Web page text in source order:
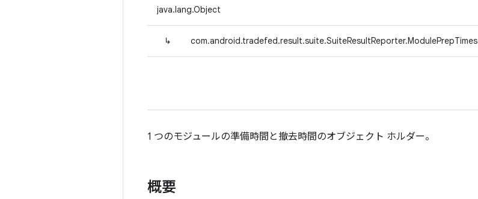
java.lang.Object
↳ com.android.tradefed.result.suite.SuiteResultReporter.ModulePrepTimes
1 つのモジュールの準備時間と撤去時間のオブジェクト ホルダー。
概要